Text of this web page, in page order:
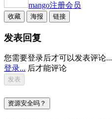
mango注册会员
收藏 海报 链接
发表回复
您需要登录后才可以发表评论...
登录... 后才能评论
资源安全吗？